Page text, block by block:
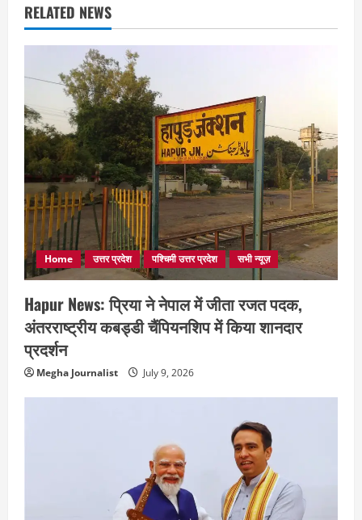
RELATED NEWS
Home उत्तर प्रदेश पश्चिमी उत्तर प्रदेश सभी न्यूज़
Hapur News: प्रिया ने नेपाल में जीता रजत पदक,
अंतरराष्ट्रीय कबड्डी चैंपियनशिप में किया शानदार
प्रदर्शन
Megha Journalist July 9, 2026